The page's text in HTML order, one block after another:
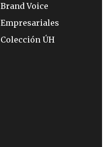
Brand Voice
Empresariales
Colección ÚH